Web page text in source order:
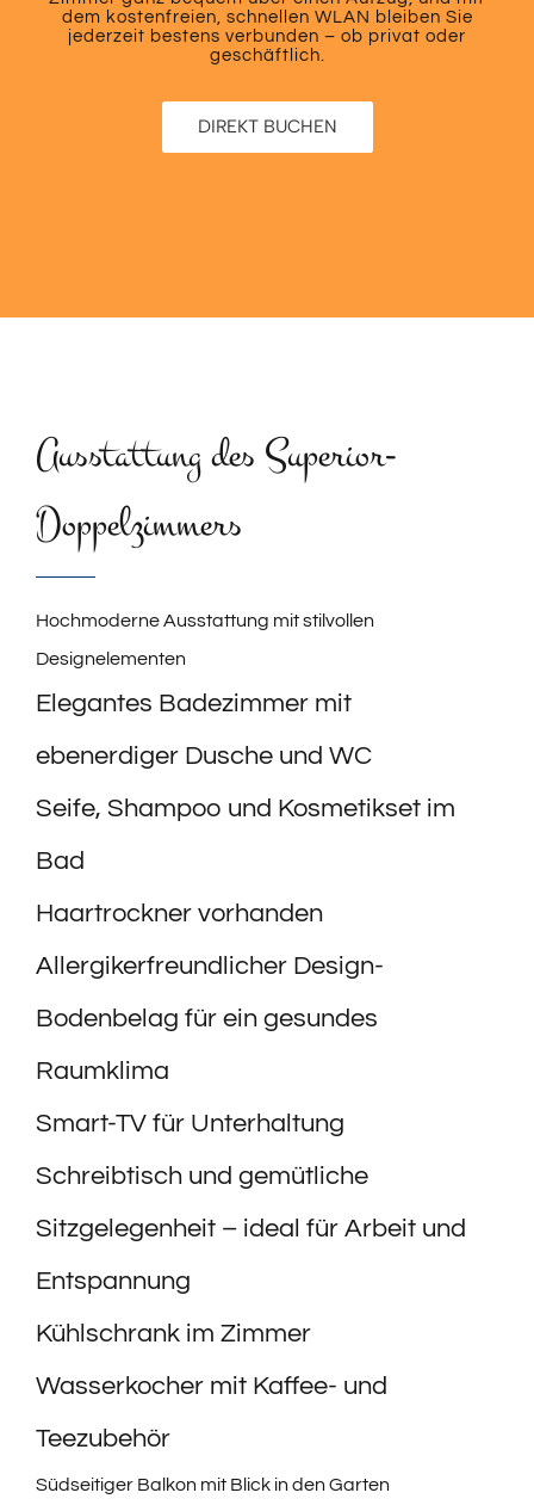
dem kostenfreien, schnellen WLAN bleiben Sie
jederzeit bestens verbunden – ob privat oder
geschäftlich.
DIREKT BUCHEN
Ausstattung des Superior-
Doppelzimmers
Hochmoderne Ausstattung mit stilvollen
Designelementen
Elegantes Badezimmer mit
ebenerdiger Dusche und WC
Seife, Shampoo und Kosmetikset im
Bad
Haartrockner vorhanden
Allergikerfreundlicher Design-
Bodenbelag für ein gesundes
Raumklima
Smart-TV für Unterhaltung
Schreibtisch und gemütliche
Sitzgelegenheit – ideal für Arbeit und
Entspannung
Kühlschrank im Zimmer
Wasserkocher mit Kaffee- und
Teezubehör
Südseitiger Balkon mit Blick in den Garten